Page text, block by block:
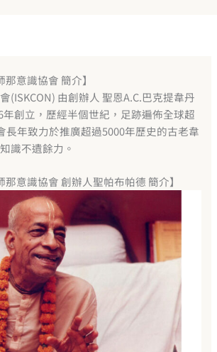
那意識協會 簡介】
(ISKCON) 由創辦人 聖恩A.C.巴克提韋丹
創立，歷經半個世紀，足跡遍佈全球超
長年致力於推廣超過5000年歷史的古老韋
識不遺餘力。
那意識協會 創辦人聖帕布帕德 簡介】